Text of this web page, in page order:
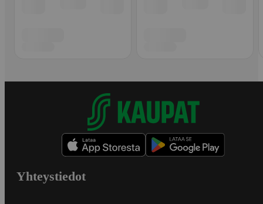
Yhteystiedot